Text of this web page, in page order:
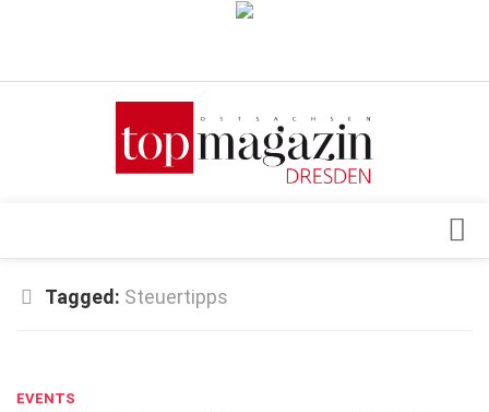
Verkaufsstellen
Top Gesundheitsforum Dresden / Ostsachsen
Geschäft
Tagged: Steuertipps
EVENTS